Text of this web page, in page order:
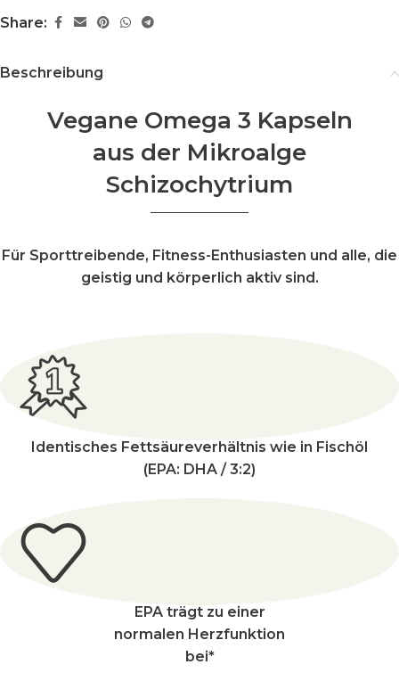
Share:
Beschreibung
Vegane Omega 3 Kapseln
aus der Mikroalge
Schizochytrium
Für Sporttreibende, Fitness-Enthusiasten und alle, die
geistig und körperlich aktiv sind.
Identisches Fettsäureverhältnis wie in Fischöl
(EPA: DHA / 3:2)
EPA trägt zu einer
normalen Herzfunktion
bei*